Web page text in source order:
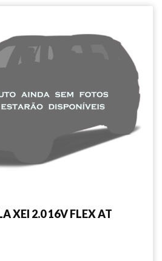
XEI 2.0 16V FLEX AT